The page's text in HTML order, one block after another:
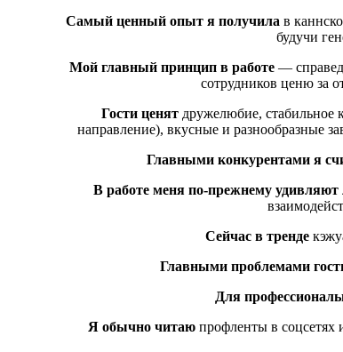
Самый ценный опыт я получила в
будучи
Мой главный принцип в работе—
сотрудников ценю за
Гости ценятдружелюбие, стабильное
направление), вкусные и разнообразные
Главными конкурентами я
В работе меня по-прежнему удивляют
Сейчас в тренде
Главными проблемами
Для
Я обычно читаюпрофленты в соцсетях